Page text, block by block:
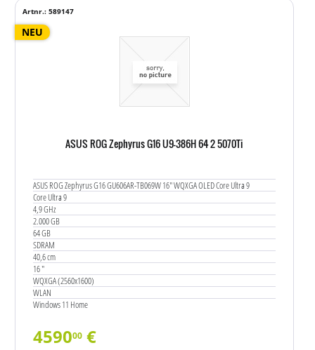
NEU
ASUS ROG Zephyrus G16 U9-386H 64 2 5070Ti
ASUS ROG Zephyrus G16 GU606AR-TB069W 16" WQXGA OLED Core Ultra 9
Core Ultra 9
4,9 GHz
2.000 GB
64 GB
SDRAM
40,6 cm
16 "
WQXGA (2560x1600)
WLAN
Windows 11 Home
Artnr.: 589147
459000 €